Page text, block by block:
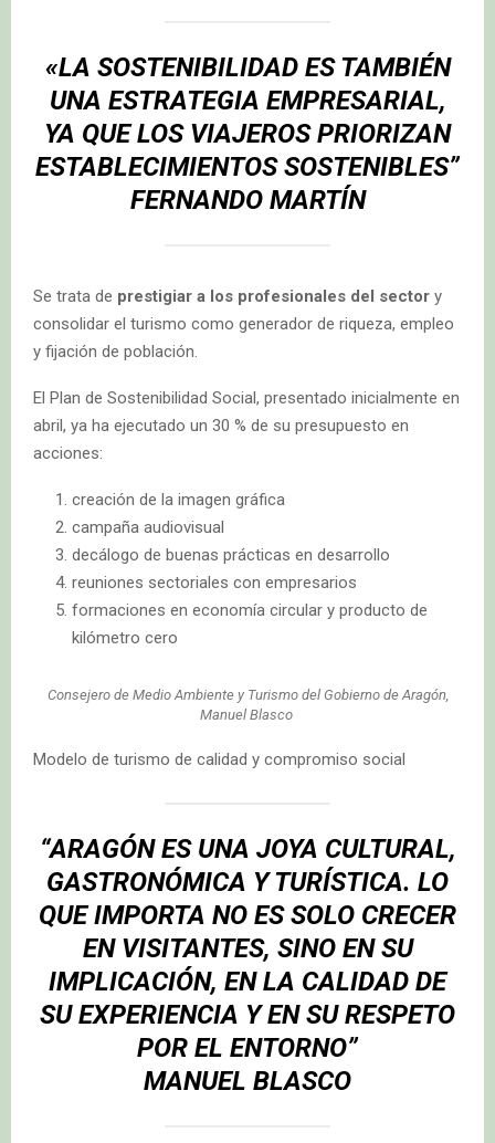
«LA SOSTENIBILIDAD ES TAMBIÉN
UNA ESTRATEGIA EMPRESARIAL,
YA QUE LOS VIAJEROS PRIORIZAN
ESTABLECIMIENTOS SOSTENIBLES”
FERNANDO MARTÍN
Se trata de prestigiar a los profesionales del sector y
consolidar el turismo como generador de riqueza, empleo
y fijación de población.
El Plan de Sostenibilidad Social, presentado inicialmente en
abril, ya ha ejecutado un 30 % de su presupuesto en
acciones:
creación de la imagen gráfica
campaña audiovisual
decálogo de buenas prácticas en desarrollo
reuniones sectoriales con empresarios
formaciones en economía circular y producto de
kilómetro cero
Consejero de Medio Ambiente y Turismo del Gobierno de Aragón,
Manuel Blasco
Modelo de turismo de calidad y compromiso social
“ARAGÓN ES UNA JOYA CULTURAL,
GASTRONÓMICA Y TURÍSTICA. LO
QUE IMPORTA NO ES SOLO CRECER
EN VISITANTES, SINO EN SU
IMPLICACIÓN, EN LA CALIDAD DE
SU EXPERIENCIA Y EN SU RESPETO
POR EL ENTORNO”
MANUEL BLASCO